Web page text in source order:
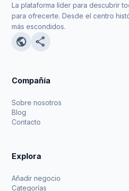
La plataforma líder para descubrir
para ofrecerte. Desde el centro
más escondidos.
public share
Compañía
Sobre nosotros
Blog
Contacto
Explora
Añadir negocio
Categorías